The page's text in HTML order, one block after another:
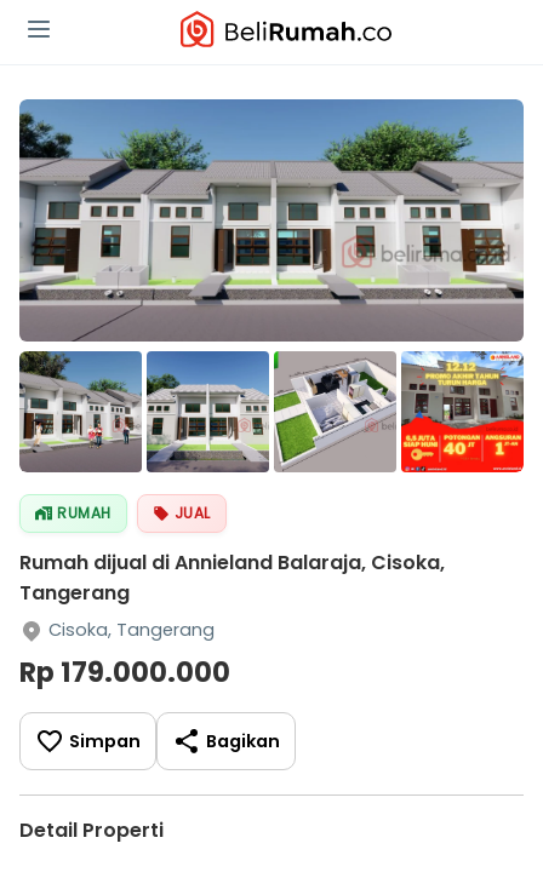
RUMAH JUAL
Rumah dijual di Annieland Balaraja, Cisoka,
Tangerang
Cisoka, Tangerang
Rp 179.000.000
Simpan Bagikan
Detail Properti